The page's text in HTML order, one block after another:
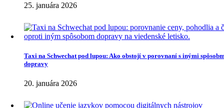
25. januára 2026
Taxi na Schwechat pod lupou: Ako obstojí v porovnaní s inými
dopravy
20. januára 2026